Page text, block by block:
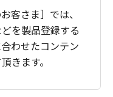
客さま］では、
を製品登録する
わせたコンテン
きます。